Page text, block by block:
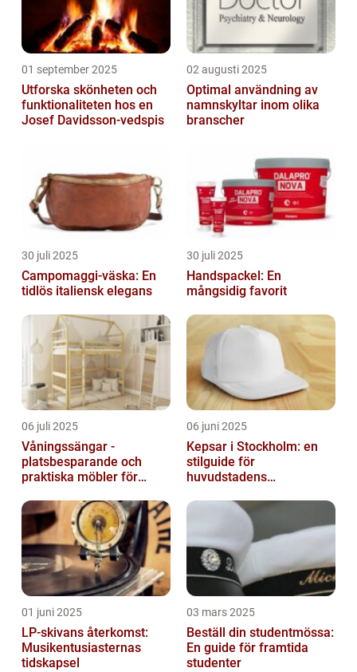
01 september 2025
Utforska skönheten och
funktionaliteten hos en
Josef Davidsson-vedspis
02 augusti 2025
Optimal användning av
namnskyltar inom olika
branscher
30 juli 2025
Campomaggi-väska: En
tidlös italiensk elegans
30 juli 2025
Handspackel: En
mångsidig favorit
06 juli 2025
Våningssängar -
platsbesparande och
praktiska möbler för
06 juni 2025
Kepsar i Stockholm: en
stilguide för
huvudstadens
01 juni 2025
LP-skivans återkomst:
Musikentusiasternas
tidskapsel
03 mars 2025
Beställ din studentmössa:
En guide för framtida
studenter